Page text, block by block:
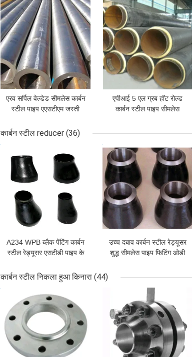
एरव सर्पिल वेल्डेड सीमलेस कार्बन
स्टील पाइप एएसटीएम जस्ती
सबसे अच्छी कीमत
एपीआई 5 एल ग्रब हॉट रोल्ड
कार्बन स्टील पाइप सीमलेस
सबसे अच्छी कीमत
कार्बन स्टील reducer (36)
A234 WPB ब्लैक पेंटिंग कार्बन
स्टील रेड्यूसर एसटीडी पाइप के
उच्च दबाव कार्बन स्टील रेड्यूसर
शुद्ध सीमलेस पाइप फिटिंग ओडी
सबसे अच्छी कीमत
कार्बन स्टील निकला हुआ किनारा (44)